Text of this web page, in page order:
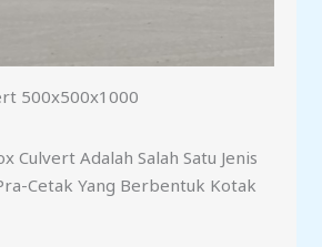
500x500x1000
Culvert Adalah Salah Satu Jenis
Cetak Yang Berbentuk Kotak